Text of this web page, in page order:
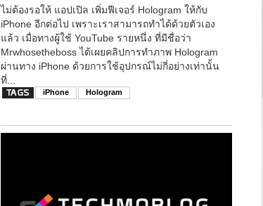
ไม่ต้องรอให้ แอปเปิล เพิ่มฟีเจอร์ Hologram ให้กับ
iPhone อีกต่อไป เพราะเราสามารถทำได้ด้วยตัวเอง
แล้ว เมื่อทางผู้ใช้ YouTube รายหนึ่ง ที่มีชื่อว่า
Mrwhosetheboss ได้เผยคลิปการทำภาพ Hologram
ผ่านทาง iPhone ด้วยการใช้อุปกรณ์ไม่กี่อย่างเท่านั้น
ที่...
iPhone Hologram